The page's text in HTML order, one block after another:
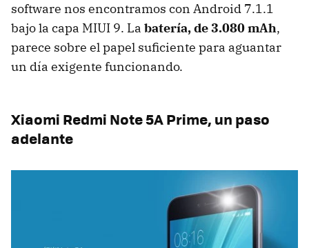
software nos encontramos con Android 7.1.1
bajo la capa MIUI 9. La batería, de 3.080 mAh,
parece sobre el papel suficiente para aguantar
un día exigente funcionando.
Xiaomi Redmi Note 5A Prime, un paso
adelante